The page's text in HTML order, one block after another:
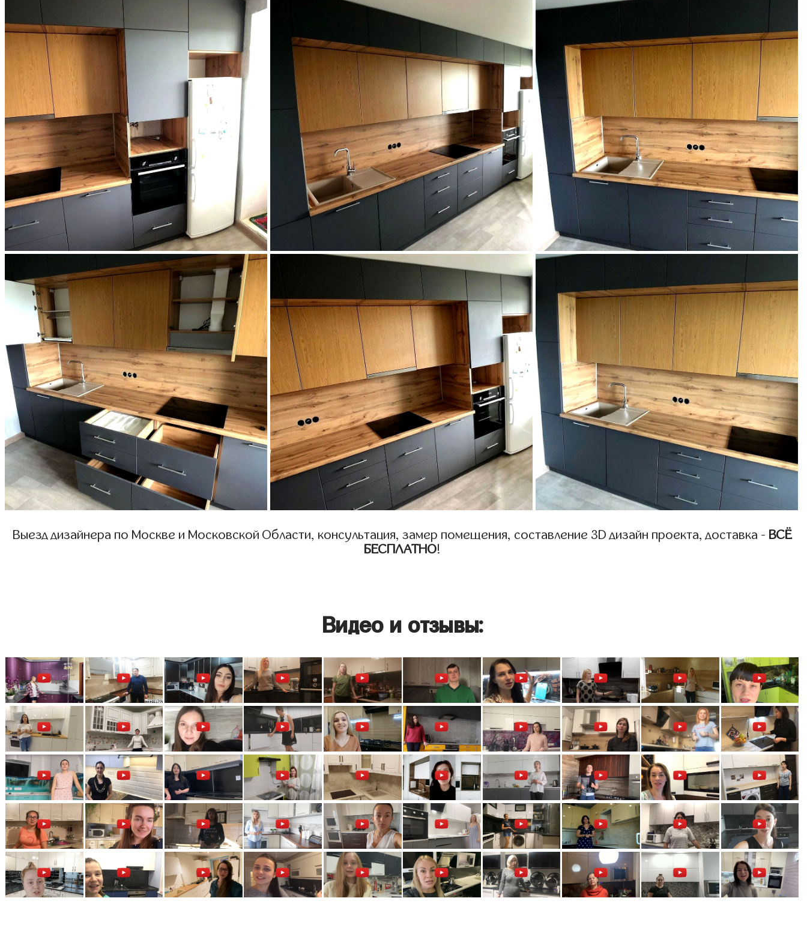
Выезд дизайнера по Москве и Московской Области, консультация, замер помещения, составление 3D дизайн проекта, доставка - ВСЁ
БЕСПЛАТНО!
Видео и отзывы: